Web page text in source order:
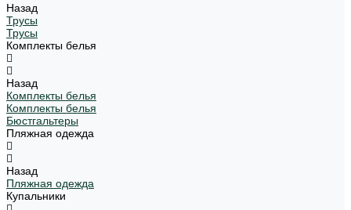
Назад
Трусы
Трусы
Комплекты белья
Назад
Комплекты белья
Комплекты белья
Бюстгальтеры
Пляжная одежда
Назад
Пляжная одежда
Купальники